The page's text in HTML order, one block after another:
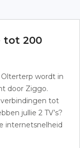
tot 200
wordt in
door Ziggo.
verbindingen tot
jullie 2 TV’s?
internetsnelheid